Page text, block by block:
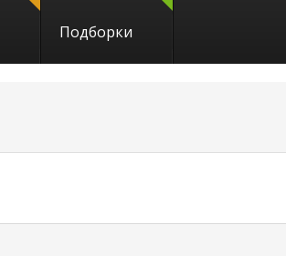
Подборки